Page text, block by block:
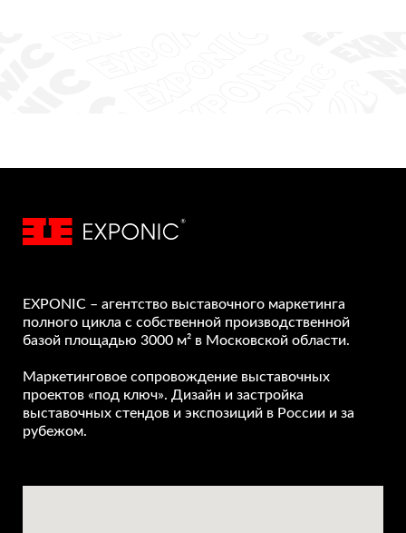
EXPONIC – агентство выставочного маркетинга
полного цикла с собственной производственной
базой площадью 3000 м² в Московской области.
Маркетинговое сопровождение выставочных
проектов «под ключ». Дизайн и застройка
выставочных стендов и экспозиций в России и за
рубежом.